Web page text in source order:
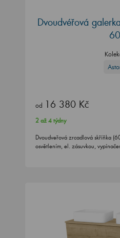
Dvoudvéřová
60
od 16 380 Kč
2 až 4 týdny
Dvoudveřová zrcadlová skříňka
osvětlením, el. zásuvkou,